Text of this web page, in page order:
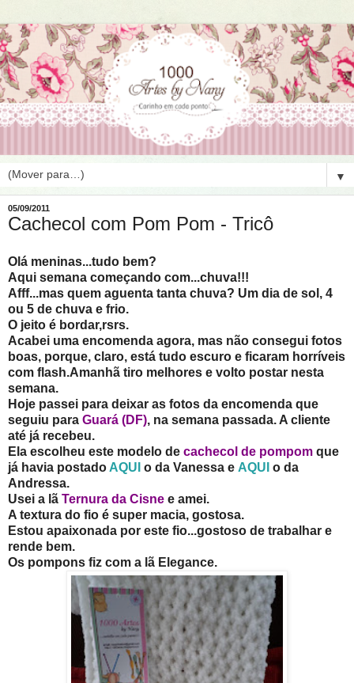
▼
05/09/2011
Cachecol com Pom Pom - Tricô
Olá meninas...tudo bem?
Aqui semana começando com...chuva!!!
Afff...mas quem aguenta tanta chuva? Um dia de sol, 4
ou 5 de chuva e frio.
O jeito é bordar,rsrs.
Acabei uma encomenda agora, mas não consegui fotos
boas, porque, claro, está tudo escuro e ficaram horríveis
com flash.Amanhã tiro melhores e volto postar nesta
semana.
Hoje passei para deixar as fotos da encomenda que
seguiu para Guará (DF), na semana passada. A cliente
até já recebeu.
Ela escolheu este modelo de cachecol de pompom que
já havia postado AQUI o da Vanessa e AQUI o da
Andressa.
Usei a lã Ternura da Cisne e amei.
A textura do fio é super macia, gostosa.
Estou apaixonada por este fio...gostoso de trabalhar e
rende bem.
Os pompons fiz com a lã Elegance.